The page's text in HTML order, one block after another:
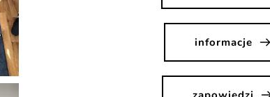
informacje